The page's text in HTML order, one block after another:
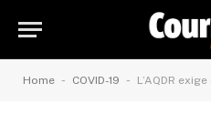
Home - COVID-19 - L’AQDR exige des